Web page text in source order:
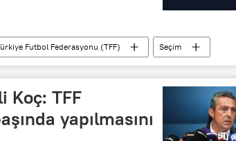
Futbol Federasyonu (TFF) Seçim
Koç: TFF
yapılmasını